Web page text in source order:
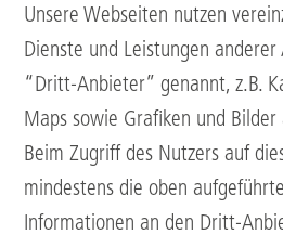
Unsere Webseiten nutzen
Dienste und Leistungen anderer
“Dritt-Anbieter” genannt, z.B.
Maps sowie Grafiken und
Beim Zugriff des Nutzers auf
mindestens die oben
Informationen an den Dritt-